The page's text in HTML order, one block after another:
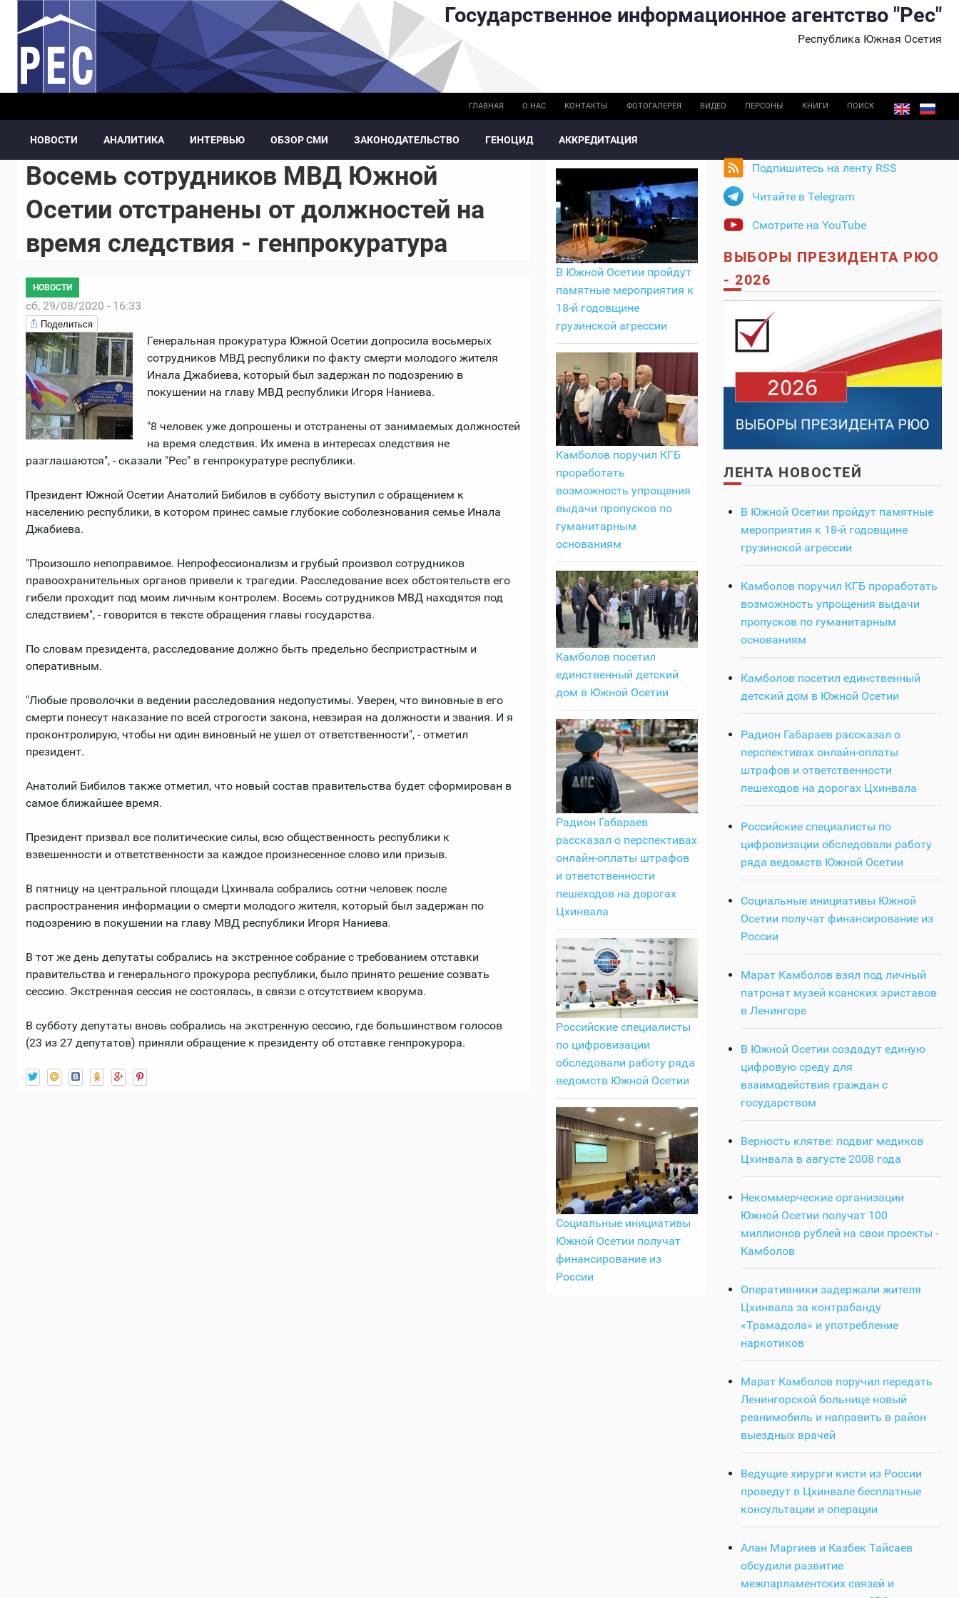
Перейти к основному содержанию Государственное информационное агентство "Рес"
Республика Южная Осетия
ГЛАВНАЯ О НАС КОНТАКТЫ ФОТОГАЛЕРЕЯ ВИДЕО ПЕРСОНЫ КНИГИ ПОИСК
НОВОСТИ АНАЛИТИКА ИНТЕРВЬЮ ОБЗОР СМИ ЗАКОНОДАТЕЛЬСТВО ГЕНОЦИД АККРЕДИТАЦИЯ
Восемь сотрудников МВД Южной
Осетии отстранены от должностей на
время следствия - генпрокуратура
НОВОСТИ
сб, 29/08/2020 - 16:33
Поделиться
Генеральная прокуратура Южной Осетии допросила восьмерых
сотрудников МВД республики по факту смерти молодого жителя
Инала Джабиева, который был задержан по подозрению в
покушении на главу МВД республики Игоря Наниева.
"8 человек уже допрошены и отстранены от занимаемых должностей
на время следствия. Их имена в интересах следствия не
разглашаются", - сказали "Рес" в генпрокуратуре республики.
Президент Южной Осетии Анатолий Бибилов в субботу выступил с обращением к
населению республики, в котором принес самые глубокие соболезнования семье Инала
Джабиева.
"Произошло непоправимое. Непрофессионализм и грубый произвол сотрудников
правоохранительных органов привели к трагедии. Расследование всех обстоятельств его
гибели проходит под моим личным контролем. Восемь сотрудников МВД находятся под
следствием", - говорится в тексте обращения главы государства.
По словам президента, расследование должно быть предельно беспристрастным и
оперативным.
"Любые проволочки в ведении расследования недопустимы. Уверен, что виновные в его
смерти понесут наказание по всей строгости закона, невзирая на должности и звания. И я
проконтролирую, чтобы ни один виновный не ушел от ответственности", - отметил
президент.
Анатолий Бибилов также отметил, что новый состав правительства будет сформирован в
самое ближайшее время.
Президент призвал все политические силы, всю общественность республики к
взвешенности и ответственности за каждое произнесенное слово или призыв.
В пятницу на центральной площади Цхинвала собрались сотни человек после
распространения информации о смерти молодого жителя, который был задержан по
подозрению в покушении на главу МВД республики Игоря Наниева.
В тот же день депутаты собрались на экстренное собрание с требованием отставки
правительства и генерального прокурора республики, было принято решение созвать
сессию. Экстренная сессия не состоялась, в связи с отсутствием кворума.
В субботу депутаты вновь собрались на экстренную сессию, где большинством голосов
(23 из 27 депутатов) приняли обращение к президенту об отставке генпрокурора.
В Южной Осетии пройдут
памятные мероприятия к
18-й годовщине
грузинской агрессии
Камболов поручил КГБ
проработать
возможность упрощения
выдачи пропусков по
гуманитарным
основаниям
Камболов посетил
единственный детский
дом в Южной Осетии
Радион Габараев
рассказал о перспективах
онлайн-оплаты штрафов
и ответственности
пешеходов на дорогах
Цхинвала
Российские специалисты
по цифровизации
обследовали работу ряда
ведомств Южной Осетии
Социальные инициативы
Южной Осетии получат
финансирование из
России
Подпишитесь на ленту RSS
Читайте в Telegram
Смотрите на YouTube
ВЫБОРЫ ПРЕЗИДЕНТА РЮО
- 2026
ЛЕНТА НОВОСТЕЙ
В Южной Осетии пройдут памятные
мероприятия к 18-й годовщине
грузинской агрессии
Камболов поручил КГБ проработать
возможность упрощения выдачи
пропусков по гуманитарным
основаниям
Камболов посетил единственный
детский дом в Южной Осетии
Радион Габараев рассказал о
перспективах онлайн-оплаты
штрафов и ответственности
пешеходов на дорогах Цхинвала
Российские специалисты по
цифровизации обследовали работу
ряда ведомств Южной Осетии
Социальные инициативы Южной
Осетии получат финансирование из
России
Марат Камболов взял под личный
патронат музей ксанских эриставов
в Ленингоре
В Южной Осетии создадут единую
цифровую среду для
взаимодействия граждан с
государством
Верность клятве: подвиг медиков
Цхинвала в августе 2008 года
Некоммерческие организации
Южной Осетии получат 100
миллионов рублей на свои проекты -
Камболов
Оперативники задержали жителя
Цхинвала за контрабанду
«Трамадола» и употребление
наркотиков
Марат Камболов поручил передать
Ленингорской больнице новый
реанимобиль и направить в район
выездных врачей
Ведущие хирурги кисти из России
проведут в Цхинвале бесплатные
консультации и операции
Алан Маргиев и Казбек Тайсаев
обсудили развитие
межпарламентских связей и